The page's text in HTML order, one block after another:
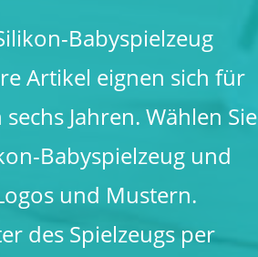
Babyspielzeug
Artikel eignen sich für
Jahren. Wählen Sie
Babyspielzeug und
und Mustern.
des Spielzeugs per